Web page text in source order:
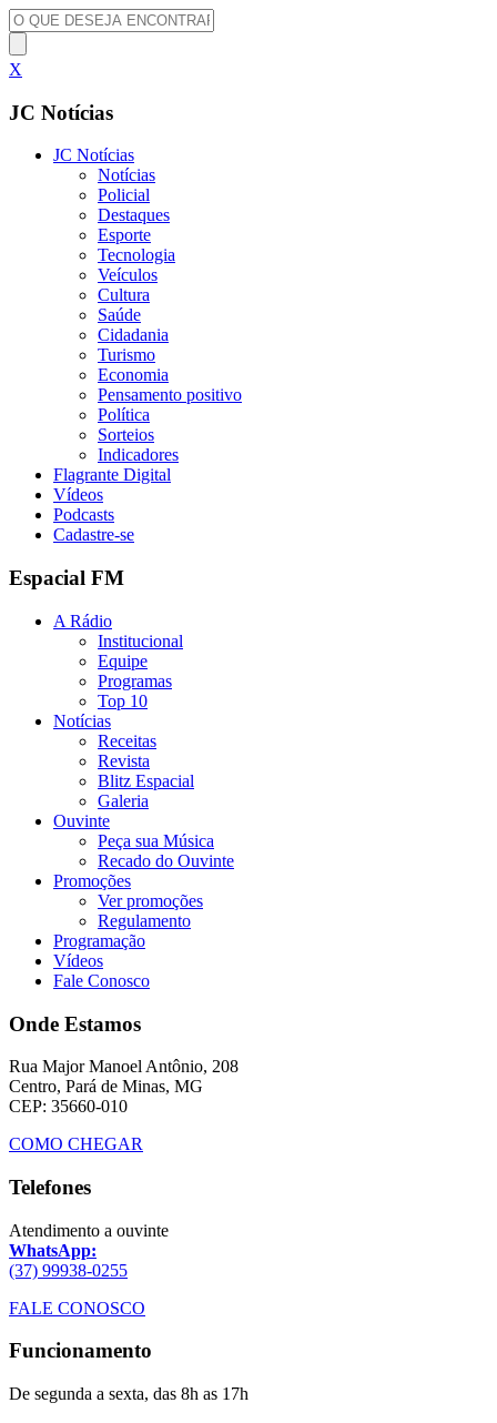
X
JC Notícias
JC Notícias
Notícias
Policial
Destaques
Esporte
Tecnologia
Veículos
Cultura
Saúde
Cidadania
Turismo
Economia
Pensamento positivo
Política
Sorteios
Indicadores
Flagrante Digital
Vídeos
Podcasts
Cadastre-se
Espacial FM
A Rádio
Institucional
Equipe
Programas
Top 10
Notícias
Receitas
Revista
Blitz Espacial
Galeria
Ouvinte
Peça sua Música
Recado do Ouvinte
Promoções
Ver promoções
Regulamento
Programação
Vídeos
Fale Conosco
Onde Estamos
Rua Major Manoel Antônio, 208
Centro, Pará de Minas, MG
CEP: 35660-010
COMO CHEGAR
Telefones
Atendimento a ouvinte
WhatsApp:
(37) 99938-0255
FALE CONOSCO
Funcionamento
De segunda a sexta, das 8h as 17h